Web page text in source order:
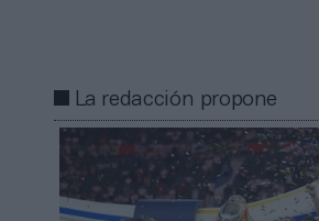
La redacción propone